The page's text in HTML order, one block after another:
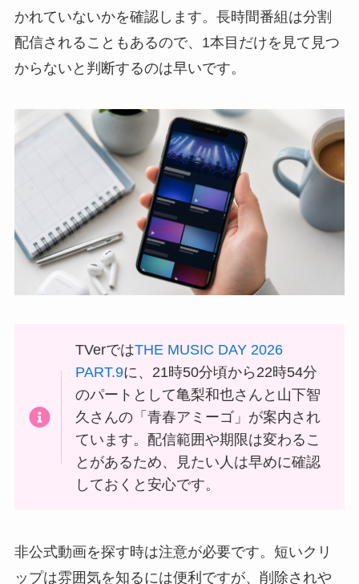
かれていないかを確認します。長時間番組は分割
配信されることもあるので、1本目だけを見て見つ
からないと判断するのは早いです。
TVerではTHE MUSIC DAY 2026
PART.9に、21時50分頃から22時54分
のパートとして亀梨和也さんと山下智
久さんの「青春アミーゴ」が案内され
ています。配信範囲や期限は変わるこ
とがあるため、見たい人は早めに確認
しておくと安心です。
非公式動画を探す時は注意が必要です。短いクリ
ップは雰囲気を知るには便利ですが、削除されや